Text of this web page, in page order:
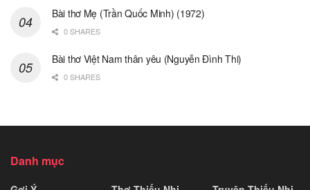
Bài thơ Mẹ (Trần Quốc Minh) (1972)
0 SHARES
Bài thơ Việt Nam thân yêu (Nguyễn Đình Thi)
0 SHARES
Danh mục